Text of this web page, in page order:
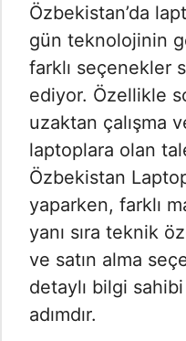
Özbekistan’da
gün teknolojinin
farklı seçenekler
ediyor. Özellikle
uzaktan çalışma
laptoplara olan
Özbekistan
yaparken, farklı
yanı sıra teknik
ve satın alma
detaylı bilgi
adımdır.